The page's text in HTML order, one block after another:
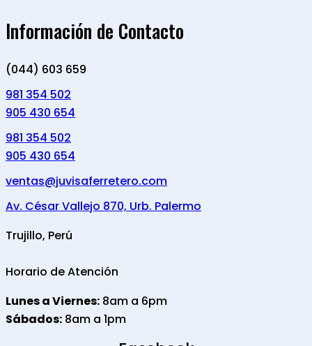
Información de Contacto
(044) 603 659
981 354 502
905 430 654
981 354 502
905 430 654
ventas@juvisaferretero.com
Av. César Vallejo 870, Urb. Palermo
Trujillo, Perú
Horario de Atención
Lunes a Viernes: 8am a 6pm
Sábados: 8am a 1pm